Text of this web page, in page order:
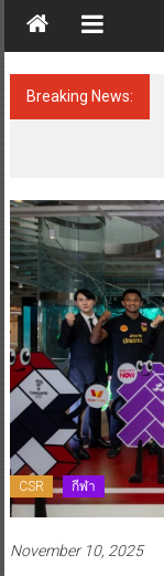
Breaking News:
CSR กีฬา
November 10, 2025